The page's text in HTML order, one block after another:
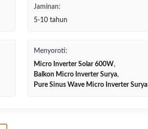
Jaminan:
5-10 tahun
Menyoroti:
Micro Inverter Solar 600W,
Balkon Micro Inverter Surya,
Pure Sinus Wave Micro Inverter Surya